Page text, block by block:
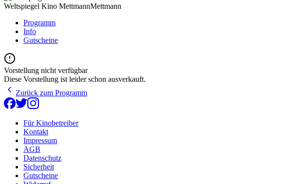
Weltspiegel Kino MettmannMettmann
Programm
Info
Gutscheine
Vorstellung nicht verfügbar
Diese Vorstellung ist leider schon ausverkauft.
Zurück zum Programm
Für Kinobetreiber
Kontakt
Impressum
AGB
Datenschutz
Sicherheit
Gutscheine